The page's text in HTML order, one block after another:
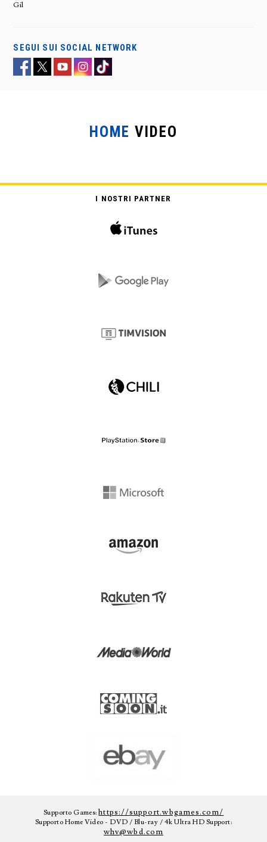
Gil
SEGUI SUI SOCIAL NETWORK
HOME VIDEO
I NOSTRI PARTNER
Supporto Games:https://support.wbgames.com/
Supporto Home Video - DVD / Blu-ray / 4k Ultra HD Support:
whv@wbd.com